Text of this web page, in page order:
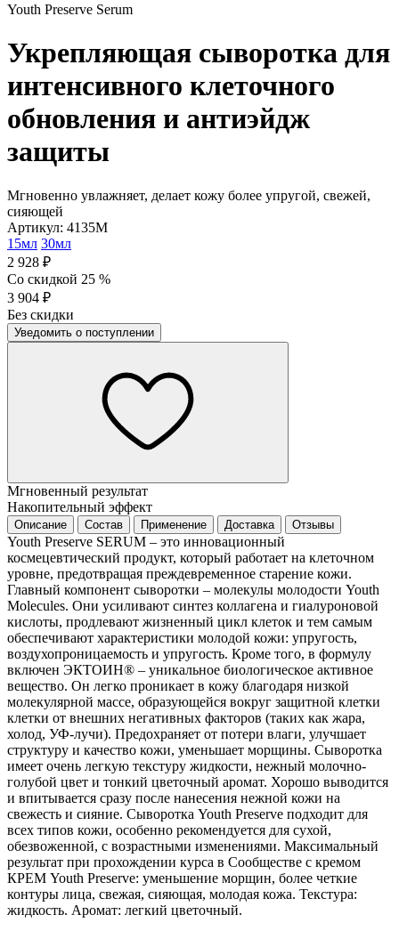
Youth Preserve Serum
Укрепляющая сыворотка для
интенсивного клеточного
обновления и антиэйдж
защиты
Мгновенно увлажняет, делает кожу более упругой, свежей,
сияющей
Артикул: 4135M
15мл 30мл
2 928 ₽
Со скидкой 25 %
3 904 ₽
Без скидки
Уведомить о поступлении
Мгновенный результат
Накопительный эффект
Описание Состав Применение Доставка Отзывы
Youth Preserve SERUM – это инновационный
космецевтический продукт, который работает на клеточном
уровне, предотвращая преждевременное старение кожи.
Главный компонент сыворотки – молекулы молодости Youth
Molecules. Они усиливают синтез коллагена и гиалуроновой
кислоты, продлевают жизненный цикл клеток и тем самым
обеспечивают характеристики молодой кожи: упругость,
воздухопроницаемость и упругость. Кроме того, в формулу
включен ЭКТОИН® – уникальное биологическое активное
вещество. Он легко проникает в кожу благодаря низкой
молекулярной массе, образующейся вокруг защитной клетки
клетки от внешних негативных факторов (таких как жара,
холод, УФ-лучи). Предохраняет от потери влаги, улучшает
структуру и качество кожи, уменьшает морщины. Сыворотка
имеет очень легкую текстуру жидкости, нежный молочно-
голубой цвет и тонкий цветочный аромат. Хорошо выводится
и впитывается сразу после нанесения нежной кожи на
свежесть и сияние. Сыворотка Youth Preserve подходит для
всех типов кожи, особенно рекомендуется для сухой,
обезвоженной, с возрастными изменениями. Максимальный
результат при прохождении курса в Сообществе с кремом
КРЕМ Youth Preserve: уменьшение морщин, более четкие
контуры лица, свежая, сияющая, молодая кожа. Текстура:
жидкость. Аромат: легкий цветочный.